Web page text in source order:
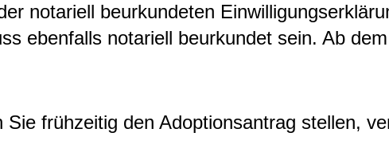
notariell beurkundeten
ebenfalls notariell beurkundet sein. Ab
Sie frühzeitig den Adoptionsantrag stellen,